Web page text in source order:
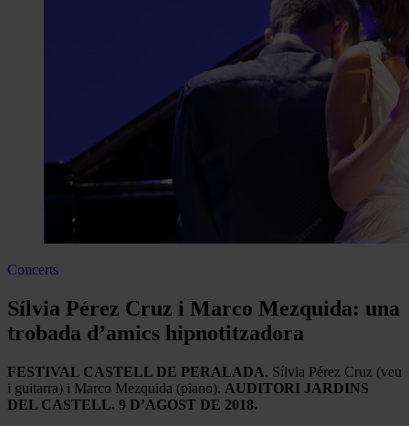
Concerts
Sílvia Pérez Cruz i Marco Mezquida: una
trobada d’amics hipnotitzadora
FESTIVAL CASTELL DE PERALADA. Sílvia Pérez Cruz (veu
i guitarra) i Marco Mezquida (piano). AUDITORI JARDINS
DEL CASTELL. 9 D’AGOST DE 2018.